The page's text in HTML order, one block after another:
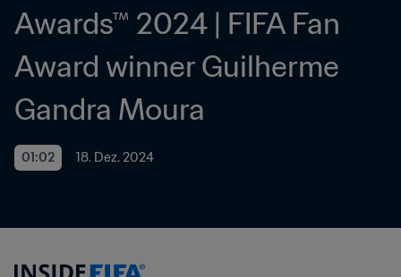
Awards™ 2024 | FIFA Fan
Award winner Guilherme
Gandra Moura
01:02 18. Dez. 2024